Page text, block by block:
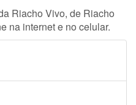
Riacho Vivo, de Riacho
na internet e no celular.